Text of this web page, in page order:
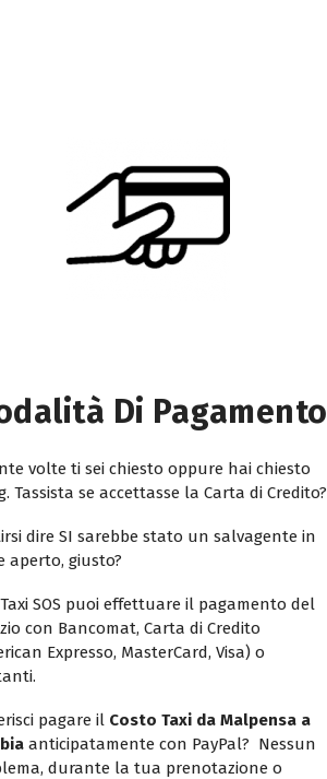
Di Pagamento
volte ti sei chiesto oppure hai chiesto
Tassista se accettasse la Carta di Credito?
dire SI sarebbe stato un salvagente in
aperto, giusto?
SOS puoi effettuare il pagamento del
con Bancomat, Carta di Credito
Expresso, MasterCard, Visa) o
pagare il Costo Taxi da Malpensa a
anticipatamente con PayPal? Nessun
durante la tua prenotazione o